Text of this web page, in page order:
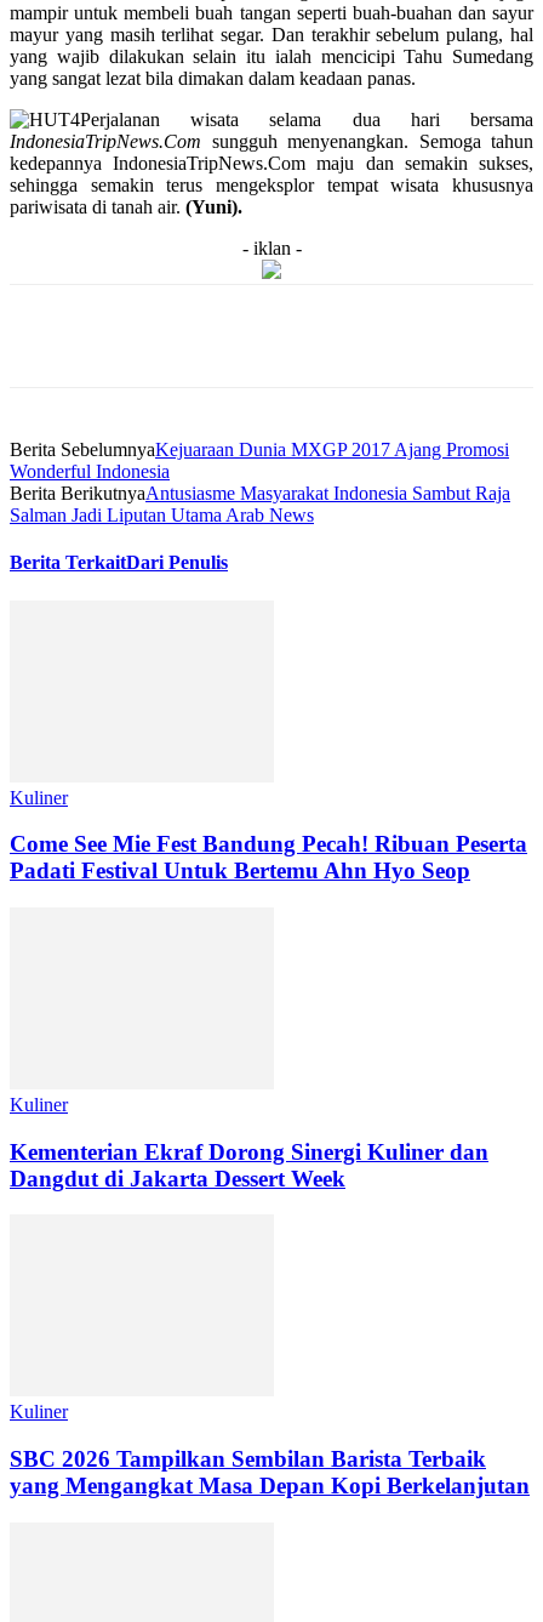
mampir untuk membeli buah tangan seperti buah-buahan dan sayur
mayur yang masih terlihat segar. Dan terakhir sebelum pulang, hal
yang wajib dilakukan selain itu ialah mencicipi Tahu Sumedang
yang sangat lezat bila dimakan dalam keadaan panas.
Perjalanan wisata selama dua hari bersama
IndonesiaTripNews.Com sungguh menyenangkan. Semoga tahun
kedepannya IndonesiaTripNews.Com maju dan semakin sukses,
sehingga semakin terus mengeksplor tempat wisata khususnya
pariwisata di tanah air. (Yuni).
- iklan -
Berita SebelumnyaKejuaraan Dunia MXGP 2017 Ajang Promosi
Wonderful Indonesia
Berita BerikutnyaAntusiasme Masyarakat Indonesia Sambut Raja
Salman Jadi Liputan Utama Arab News
Berita TerkaitDari Penulis
Kuliner
Come See Mie Fest Bandung Pecah! Ribuan Peserta
Padati Festival Untuk Bertemu Ahn Hyo Seop
Kuliner
Kementerian Ekraf Dorong Sinergi Kuliner dan
Dangdut di Jakarta Dessert Week
Kuliner
SBC 2026 Tampilkan Sembilan Barista Terbaik
yang Mengangkat Masa Depan Kopi Berkelanjutan